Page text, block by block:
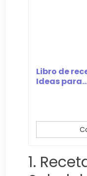
Libro de
Ideas
1.